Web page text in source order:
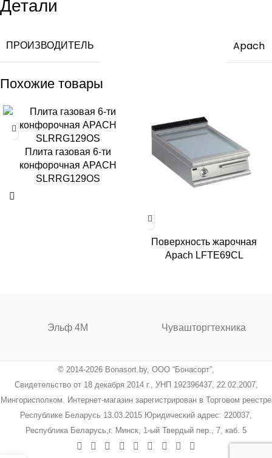
Детали
ПРОИЗВОДИТЕЛЬ Apach
Похожие товары
Плита газовая 6-ти
конфорочная APACH
SLRRG129OS
Поверхность жарочная
Apach LFTE69CL
Эльф 4М Чувашторгтехника
© 2014-2026 Bonasort.by, ООО “Бонасорт”,
Свидетельство от 18 декабря 2014 г., УНП 192396437, 22.02.2007,
Мингорисполком. Интернет-магазин зарегистрирован в Торговом реестре
Республике Беларусь 13.03.2015 Юридический адрес: 220037,
Республика Беларусь,г. Минск, 1-ый Твердый пер., 7, каб. 5